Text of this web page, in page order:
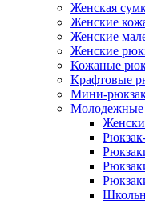
Женская
Женские
Женские
Женские
Кожаные
Крафтовые
Мини-
Молодежные